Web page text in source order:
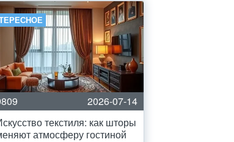
2026-07-14
текстиля: как шторы
атмосферу гостиной